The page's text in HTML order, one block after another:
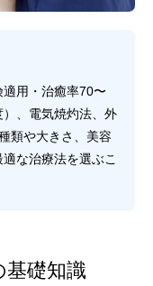
用・治癒率70〜
、電気焼灼法、外
類や大きさ、美容
な治療法を選ぶこ
礎知識